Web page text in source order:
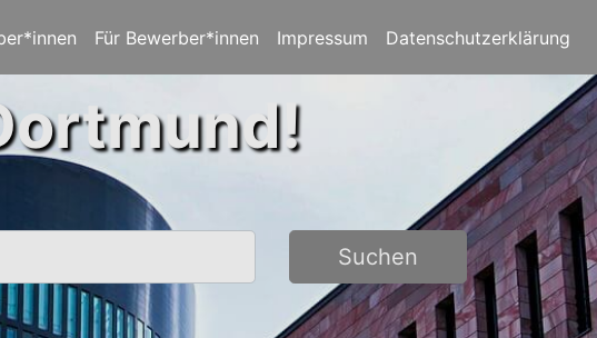
Für Bewerber*innen Impressum Datenschutzerklärung
Suchen